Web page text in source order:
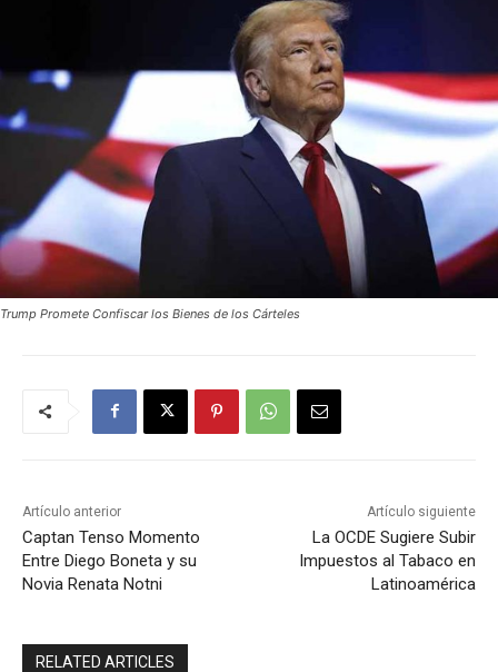
Trump Promete Confiscar los Bienes de los Cárteles
Artículo anterior
Captan Tenso Momento
Entre Diego Boneta y su
Novia Renata Notni
Artículo siguiente
La OCDE Sugiere Subir
Impuestos al Tabaco en
Latinoamérica
RELATED ARTICLES